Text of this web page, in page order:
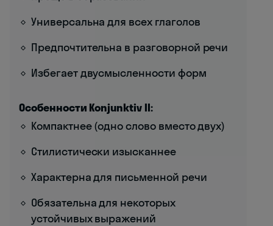
Универсальна для всех глаголов
Предпочтительна в разговорной речи
Избегает двусмысленности форм
Особенности Konjunktiv II:
Компактнее (одно слово вместо двух)
Стилистически изысканнее
Характерна для письменной речи
Обязательна для некоторых
устойчивых выражений